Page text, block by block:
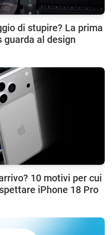
di stupire? La prima
guarda al design
10 motivi per cui
iPhone 18 Pro